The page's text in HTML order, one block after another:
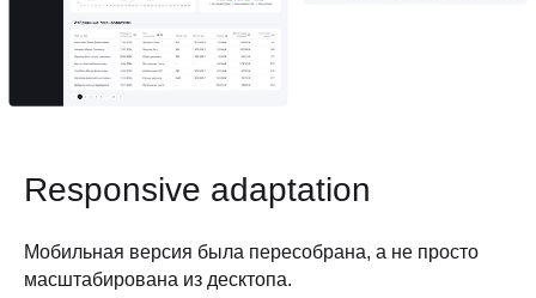
Responsive adaptation
Мобильная версия была пересобрана, а не просто
масштабирована из десктопа.